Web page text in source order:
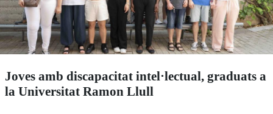
Joves amb discapacitat intel·lectual, graduats a
la Universitat Ramon Llull